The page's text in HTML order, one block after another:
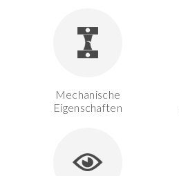
Mechanische
Eigenschaften